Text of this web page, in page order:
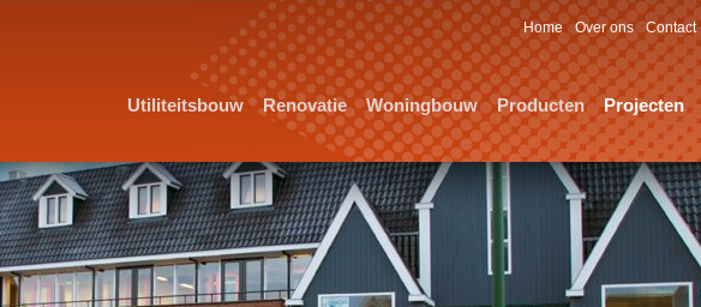
Contact
Over ons
Home
Projecten
Producten
Woningbouw
Renovatie
Utiliteitsbouw